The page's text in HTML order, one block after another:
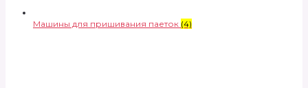
Машины для пришивания паеток (4)